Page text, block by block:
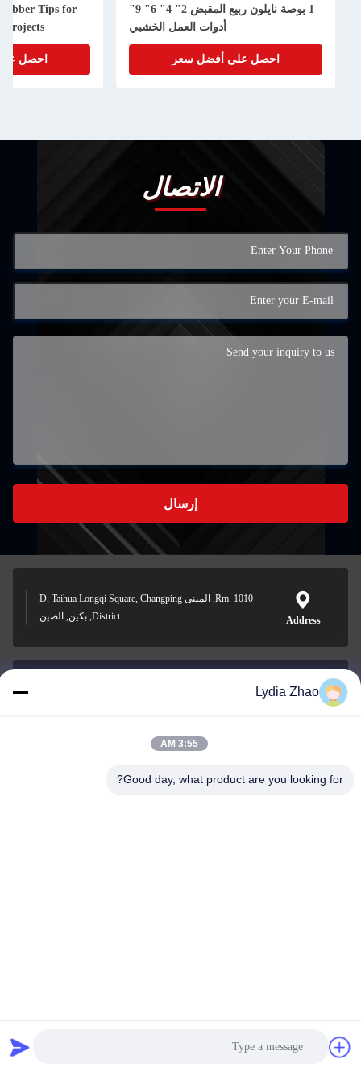
احصل على أفضل سعر
1 بوصة نايلون ربيع المقبض 2" 4" 6" 9"
أدوات العمل الخشبي
احصل على أفضل سعر
Tips for
Projects
احصل
الاتصال
إرسال
Address
Rm. 1010, المبنى D, Taihua Longqi Square, Changping
District, بكين, الصين
E-mail
jesingd@vip.sina.com
Lydia Zhao
3:55 AM
Good day, what product are you looking for?